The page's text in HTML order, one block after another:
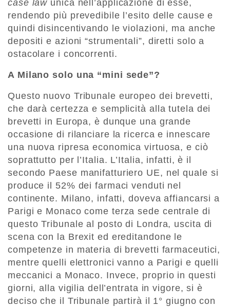
case law unica nell’applicazione di esse,
rendendo più prevedibile l’esito delle cause e
quindi disincentivando le violazioni, ma anche
depositi e azioni “strumentali”, diretti solo a
ostacolare i concorrenti.
A Milano solo una “mini sede”?
Questo nuovo Tribunale europeo dei brevetti,
che darà certezza e semplicità alla tutela dei
brevetti in Europa, è dunque una grande
occasione di rilanciare la ricerca e innescare
una nuova ripresa economica virtuosa, e ciò
soprattutto per l’Italia. L’Italia, infatti, è il
secondo Paese manifatturiero UE, nel quale si
produce il 52% dei farmaci venduti nel
continente. Milano, infatti, doveva affiancarsi a
Parigi e Monaco come terza sede centrale di
questo Tribunale al posto di Londra, uscita di
scena con la Brexit ed ereditandone le
competenze in materia di brevetti farmaceutici,
mentre quelli elettronici vanno a Parigi e quelli
meccanici a Monaco. Invece, proprio in questi
giorni, alla vigilia dell’entrata in vigore, si è
deciso che il Tribunale partirà il 1° giugno con